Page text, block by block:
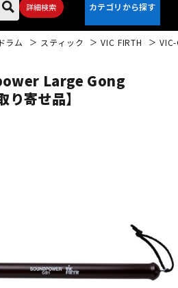
詳細検索
電子ピアノ
ドラム スティック VIC FIRTH
Large Gong
寄せ品】